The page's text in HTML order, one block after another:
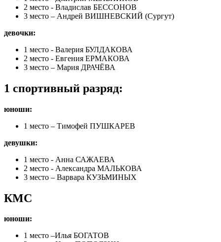
2 место - Владислав БЕССОНОВ
3 место – Андрей ВИШНЕВСКИЙ (Сургут)
девочки:
1 место - Валерия БУЛДАКОВА
2 место - Евгения ЕРМАКОВА
3 место – Мария ДРАЧЁВА
1 спортивный разряд:
юноши:
1 место – Тимофей ПУШКАРЕВ
девушки:
1 место - Анна САЖАЕВА
2 место - Александра МАЛЬКОВА
3 место – Варвара КУЗЬМИНЫХ
КМС
юноши:
1 место –Илья БОГАТОВ